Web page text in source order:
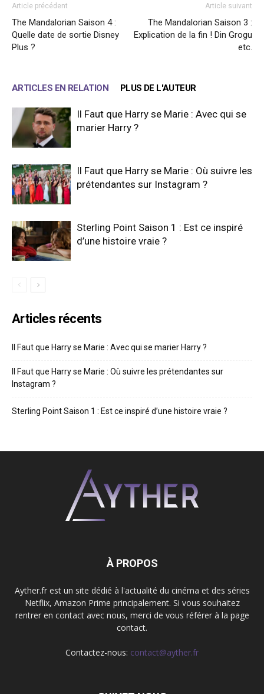
Article précédent
The Mandalorian Saison 4 :
Quelle date de sortie Disney
Plus ?
Article suivant
The Mandalorian Saison 3 :
Explication de la fin ! Din Grogu
etc.
ARTICLES EN RELATION PLUS DE L'AUTEUR
Il Faut que Harry se Marie : Avec qui se
marier Harry ?
Il Faut que Harry se Marie : Où suivre les
prétendantes sur Instagram ?
Sterling Point Saison 1 : Est ce inspiré
d’une histoire vraie ?
Articles récents
Il Faut que Harry se Marie : Avec qui se marier Harry ?
Il Faut que Harry se Marie : Où suivre les prétendantes sur
Instagram ?
Sterling Point Saison 1 : Est ce inspiré d’une histoire vraie ?
À PROPOS
Ayther.fr est un site dédié à l'actualité du cinéma et des séries
Netflix, Amazon Prime principalement. Si vous souhaitez
rentrer en contact avec nous, merci de vous référer à la page
contact.
Contactez-nous: contact@ayther.fr